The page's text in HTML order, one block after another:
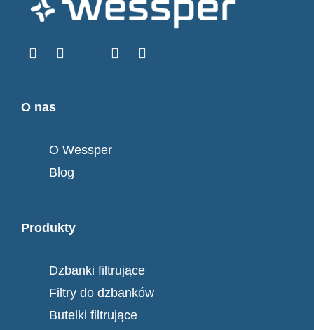
O nas
O Wessper
Blog
Produkty
Dzbanki filtrujące
Filtry do dzbanków
Butelki filtrujące